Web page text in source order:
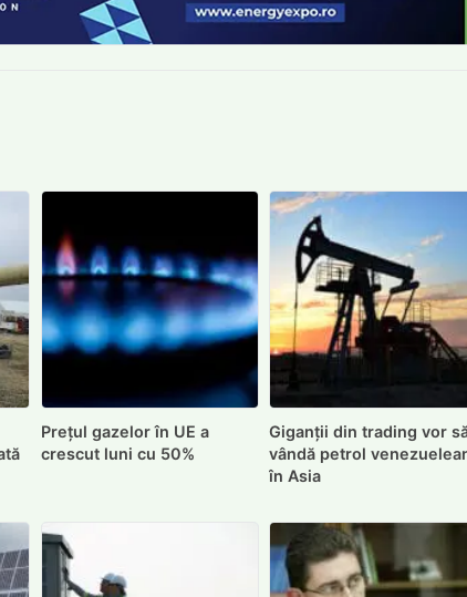
Pinterest
prin whatsapp
Prețul gazelor în UE a
crescut luni cu 50%
Giganții din trading vor
vândă petrol
în Asia